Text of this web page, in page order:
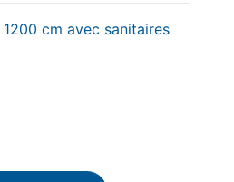
cm avec sanitaires